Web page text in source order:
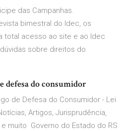
das Campanhas.
bimestral do Idec, os
total acesso ao site e ao Idec
sobre direitos do
defesa do consumidor
de Defesa do Consumidor - Lei
Artigos, Jurisprudência,
muito Governo do Estado do RS